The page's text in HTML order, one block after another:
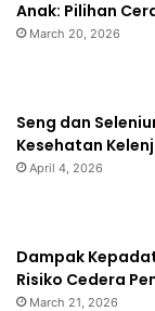
Anak: Pilihan
March 20, 2026
Seng dan
Kesehatan
April 4, 2026
Dampak
Risiko Cedera
March 21, 2026